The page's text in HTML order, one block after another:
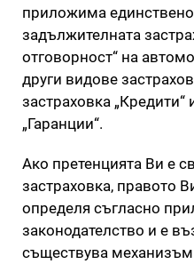
приложима
задължителната
отговорност“ на
други видове
застраховка „Кредити“
„Гаранции“.
Ако претенцията Ви е
застраховка, правото
определя съгласно
законодателство и е
съществува механизъм